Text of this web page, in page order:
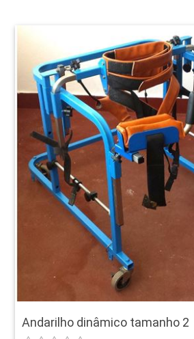
Andarilho dinâmico tamanho 2